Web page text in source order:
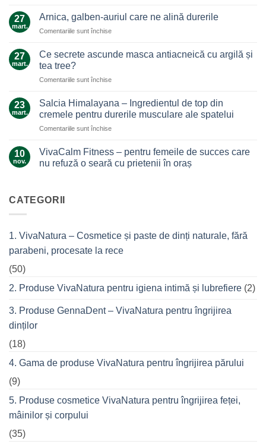
de
Un
de
nu
lasă
la…
27
mart.
Arnica, galben-auriul care ne alină durerile
Comentariile sunt închisepentru
galben-
ne
durerile
27
mart.
Ce secrete ascunde masca antiacneică cu argilă și
tea tree?
Comentariile sunt închisepentru
secrete
ascunde
masca
antiacneică
argilă
23
mart.
Salcia Himalayana – Ingredientul de top din
cremele pentru durerile musculare ale spatelui
Comentariile sunt închisepentru
Himalayana
Ingredientul
musculare
ale
10
nov.
VivaCalm Fitness – pentru femeile de succes care
nu refuză o seară cu prietenii în oraș
VivaCalm
Fitness
de
care
seară
cu
în
oraș
CATEGORII
1. VivaNatura – Cosmetice și paste de dinți naturale, fără
parabeni, procesate la rece
(50)
2. Produse VivaNatura pentru igiena intimă și lubrefiere (2)
3. Produse GennaDent – VivaNatura pentru îngrijirea
dinților
(18)
4. Gama de produse VivaNatura pentru îngrijirea părului
(9)
5. Produse cosmetice VivaNatura pentru îngrijirea feței,
mâinilor și corpului
(35)